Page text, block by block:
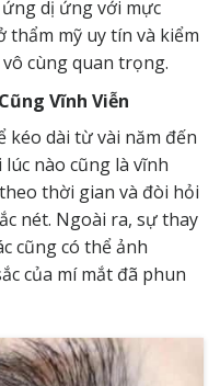
dị ứng với mực
thẩm mỹ uy tín và kiểm
cùng quan trọng.
Vĩnh Viễn
kéo dài từ vài năm đến
nào cũng là vĩnh
thời gian và đòi hỏi
nét. Ngoài ra, sự thay
cũng có thể ảnh
của mí mắt đã phun